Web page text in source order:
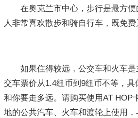
在奥克兰市中心，步行是最方便
人非常喜欢散步和骑自行车，既免费
如果住得较远，公交车和火车是
交车票价从1.4纽币到9纽币不等，具
和你要走多远。请购买使用AT HOP
地的公共汽车、火车和渡轮上使用